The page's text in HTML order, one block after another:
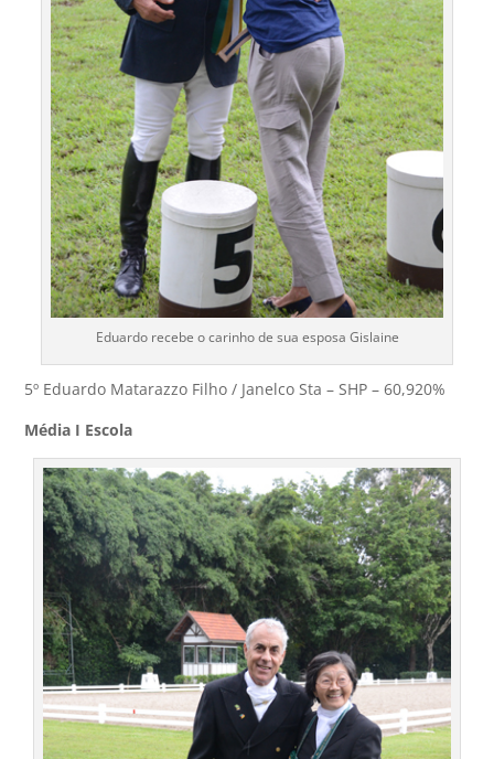
Eduardo recebe o carinho de sua esposa Gislaine
5º Eduardo Matarazzo Filho / Janelco Sta – SHP – 60,920%
Média I Escola